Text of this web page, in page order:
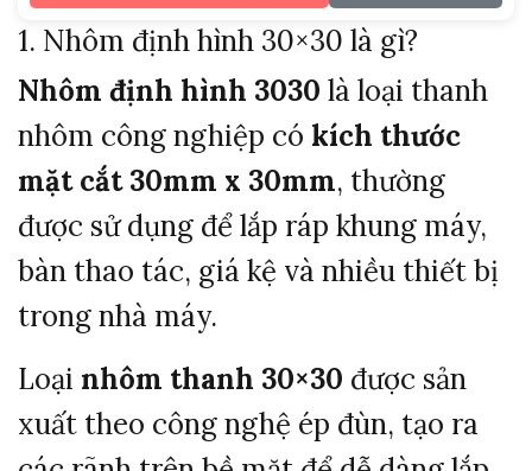
1. Nhôm định hình 30×30 là gì?
Nhôm định hình 3030 là loại thanh
nhôm công nghiệp có kích thước
mặt cắt 30mm x 30mm, thường
được sử dụng để lắp ráp khung máy,
bàn thao tác, giá kệ và nhiều thiết bị
trong nhà máy.
Loại nhôm thanh 30×30 được sản
xuất theo công nghệ ép đùn, tạo ra